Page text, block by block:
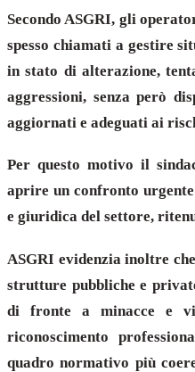
Secondo ASGRI, gli
spesso chiamati a gestire
in stato di alterazione,
aggressioni, senza però
aggiornati e adeguati ai
Per questo motivo il
aprire un confronto
e giuridica del settore,
ASGRI evidenzia inoltre
strutture pubbliche e
di fronte a minacce e
riconoscimento
quadro normativo più